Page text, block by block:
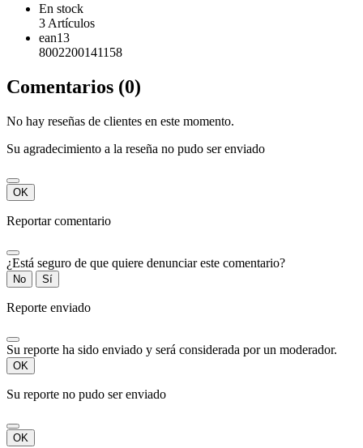
En stock
3 Artículos
ean13
8002200141158
Comentarios (0)
No hay reseñas de clientes en este momento.
Su agradecimiento a la reseña no pudo ser enviado
OK
Reportar comentario
¿Está seguro de que quiere denunciar este comentario?
No Sí
Reporte enviado
Su reporte ha sido enviado y será considerada por un moderador.
OK
Su reporte no pudo ser enviado
OK